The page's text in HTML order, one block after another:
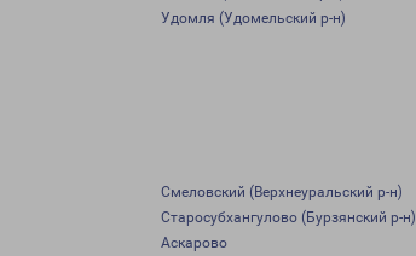
Удомля (Удомельский р-н)
Смеловский (Верхнеуральский р-н)
Старосубхангулово (Бурзянский р-н)
Аскарово